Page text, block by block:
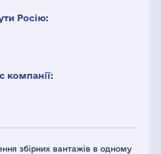
збірних вантажів в одному
Росію:
компанії: